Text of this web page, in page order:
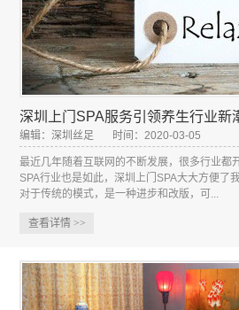
深圳上门SPA服务引领养生行业新
编辑：深圳丝足 时间：2020-03-05
最近几年随着互联网的不断发展，很多行业都
SPA行业也是如此，深圳上门SPA大大方便了
对于传统的模式，是一种进步和改版，可...
查看详情 >>